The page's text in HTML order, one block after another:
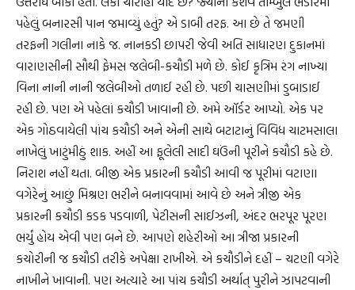
પહેલું બનારસી પાન જમાવ્યું હતું? એ ડાબી તરફ. આ છે તે જમણી
તરફની ગલીના નાકે જ. નાનકડી છાપરી જેવી અતિ સાધારણ દુકાનમાં
વારાણસીની સૌથી ફેમસ જલેબી-કચૌડી મળે છે. કોઈ કૃત્રિમ રંગ નાખ્યા
વિના નાની નાની જલેબીઓ તળાઈ રહી છે. પછી ચાસણીમાં ડુબાડાઈ
રહી છે. પણ એ પહેલાં કચૌડી ખાવાની છે. અમે ઑર્ડર આપ્યો. એક પર
એક ગોઠવાયેલી પાંચ કચૌડી અને એની સાથે બટાટાનું વિવિધ ચાટમસાલા
નાખેલું ખાટુંમીઠું શાક. અહીં આ ફૂલેલી સાદી ઘઉંની પૂરીને કચૌડી કહે છે.
નિરાશ નહીં થતા. બીજી એક પ્રકારની કચૌડી આવી જ પૂરીમાં વટાણા
વગેરેનું આછું મિશ્રણ ભરીને બનાવવામાં આવે છે અને ત્રીજી એક
પ્રકારની કચૌડી કડક પડવાળી, પેટીસની સાઈઝની, અંદર ભરપૂર પૂરણ
ભર્યું હોય એવી પણ બને છે. આપણે શહેરીઓ આ ત્રીજા પ્રકારની
કચોરીની જ કચૌડી તરીકે અપેક્ષા રાખીએ. એ કચૌડીને દહીં – ચટણી વગેરે
નાખીને ખાવાની. પણ અત્યારે આ પાંચ કચૌડી અર્થાત્ પુરીને ઝાપટવાની